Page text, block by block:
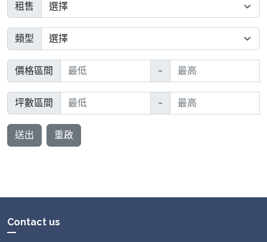
租售
類型
價格區間 ~
坪數區間 ~
送出 重啟
Contact us